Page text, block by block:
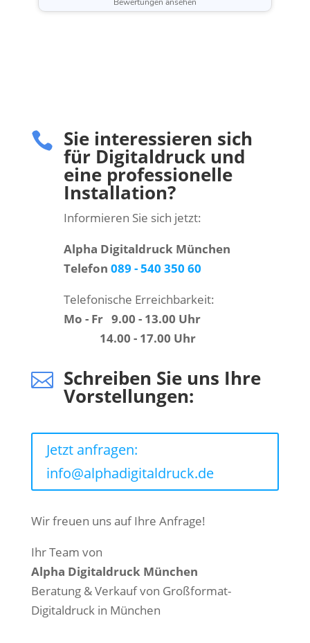
 Sie interessieren sich
für Digitaldruck und
eine professionelle
Installation?
Informieren Sie sich jetzt:
Alpha Digitaldruck München
Telefon 089 - 540 350 60
Telefonische Erreichbarkeit:
Mo - Fr 9.00 - 13.00 Uhr
14.00 - 17.00 Uhr
 Schreiben Sie uns Ihre
Vorstellungen:
Jetzt anfragen:
info@alphadigitaldruck.de
Wir freuen uns auf Ihre Anfrage!
Ihr Team von
Alpha Digitaldruck München
Beratung & Verkauf von Großformat-
Digitaldruck in München